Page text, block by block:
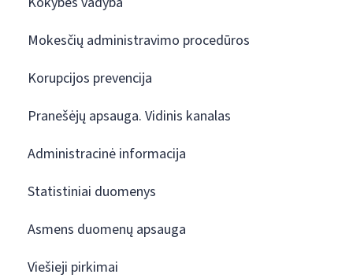
Mokesčių administravimo procedūros
Korupcijos prevencija
Pranešėjų apsauga. Vidinis kanalas
Administracinė informacija
Statistiniai duomenys
Asmens duomenų apsauga
Viešieji pirkimai